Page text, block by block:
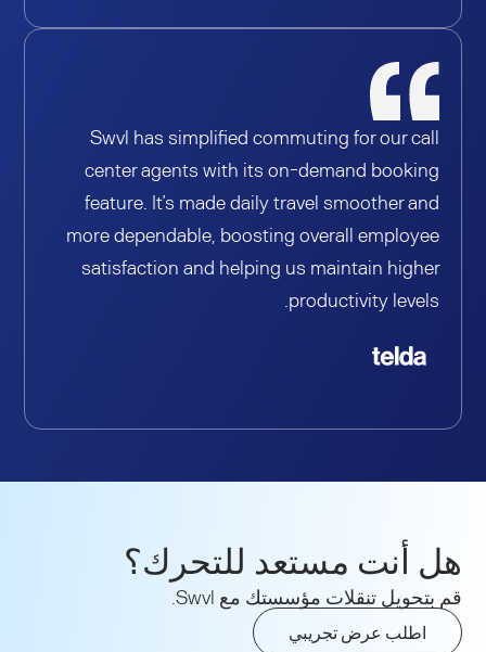
Swvl has simplified commuting for our call
center agents with its on-demand booking
feature. It’s made daily travel smoother and
more dependable, boosting overall employee
satisfaction and helping us maintain higher
productivity levels.
هل أنت مستعد للتحرك؟
قم بتحويل تنقلات مؤسستك مع Swvl.
اطلب عرض تجريبي